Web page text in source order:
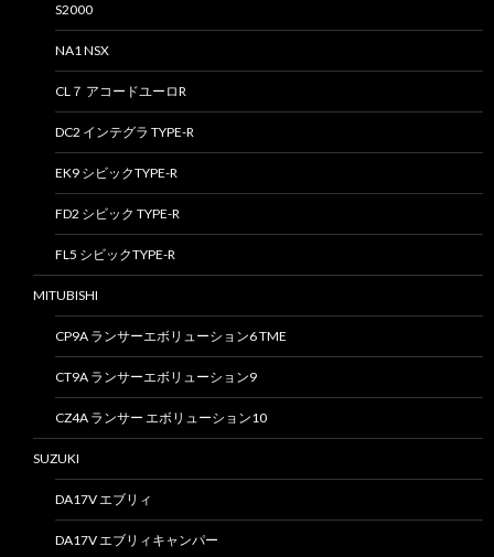
S2000
NA1 NSX
CL７ アコードユーロR
DC2 インテグラ TYPE-R
EK9 シビックTYPE-R
FD2 シビック TYPE-R
FL5 シビックTYPE-R
MITUBISHI
CP9A ランサーエボリューション6 TME
CT9A ランサーエボリューション9
CZ4A ランサー エボリューション10
SUZUKI
DA17V エブリィ
DA17V エブリィキャンパー